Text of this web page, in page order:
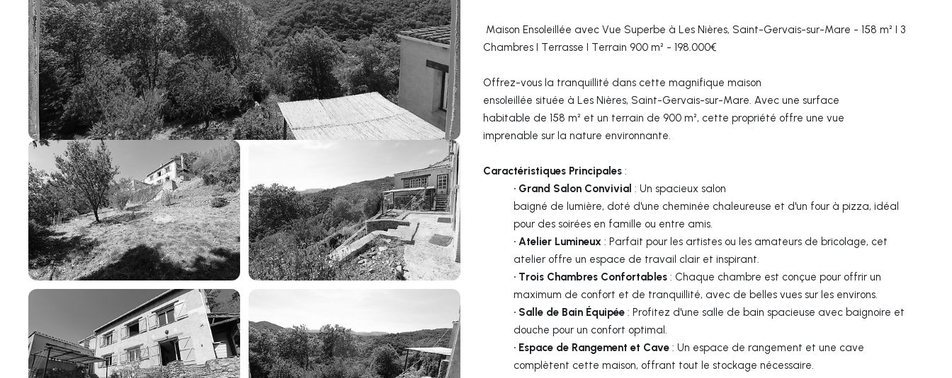
Maison Ensoleillée avec Vue Superbe à Les Nières, Saint-Gervais-sur-Mare - 158 m² I 3
Chambres I Terrasse I Terrain 900 m² - 198.000€
Offrez-vous la tranquillité dans cette magnifique maison
ensoleillée située à Les Nières, Saint-Gervais-sur-Mare. Avec une surface
habitable de 158 m² et un terrain de 900 m², cette propriété offre une vue
imprenable sur la nature environnante.
Caractéristiques Principales :
· Grand Salon Convivial : Un spacieux salon
baigné de lumière, doté d'une cheminée chaleureuse et d'un four à pizza, idéal
pour des soirées en famille ou entre amis.
· Atelier Lumineux : Parfait pour les artistes ou les amateurs de bricolage, cet
atelier offre un espace de travail clair et inspirant.
· Trois Chambres Confortables: Chaque chambre est conçue pour offrir un
maximum de confort et de tranquillité, avec de belles vues sur les environs.
· Salle de Bain Équipée: Profitez d'une salle de bain spacieuse avec baignoire et
douche pour un confort optimal.
· Espace de Rangement et Cave: Un espace de rangement et une cave
complètent cette maison, offrant tout le stockage nécessaire.